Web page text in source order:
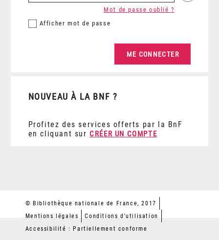
Afficher mot de passe
Mot de passe oublié ?
NOUVEAU À LA BNF ?
Profitez des services offerts par la BnF
en cliquant sur CRÉER UN COMPTE
© Bibliothèque nationale de France, 2017
Mentions légales
Conditions d'utilisation
Accessibilité : Partiellement conforme